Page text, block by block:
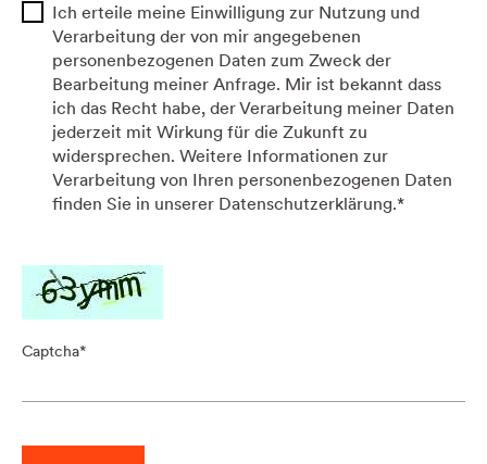
Ich erteile meine Einwilligung zur Nutzung und
Verarbeitung der von mir angegebenen
personenbezogenen Daten zum Zweck der
Bearbeitung meiner Anfrage. Mir ist bekannt dass
ich das Recht habe, der Verarbeitung meiner Daten
jederzeit mit Wirkung für die Zukunft zu
widersprechen. Weitere Informationen zur
Verarbeitung von Ihren personenbezogenen Daten
finden Sie in unserer Datenschutzerklärung.*
Captcha